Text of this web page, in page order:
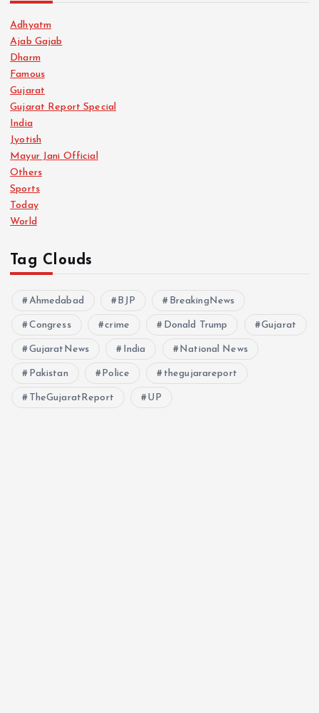
Adhyatm
Ajab Gajab
Dharm
Famous
Gujarat
Gujarat Report Special
India
Jyotish
Mayur Jani Official
Others
Sports
Today
World
Tag Clouds
Ahmedabad BJP BreakingNews
Congress crime Donald Trump Gujarat
GujaratNews India National News
Pakistan Police thegujarareport
TheGujaratReport UP